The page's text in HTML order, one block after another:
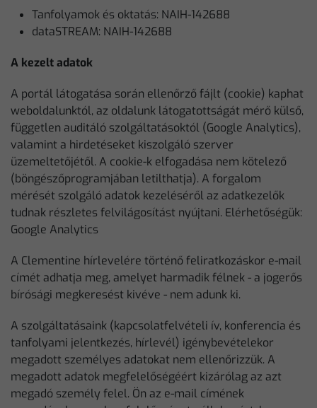
Tanfolyamok és oktatás: NAIH-142688
dataSTREAM: NAIH-142688
A kezelt adatok
A portál látogatása során ellenőrző fájlt (cookie) kaphat
weboldalunktól, az oldalunk látogatottságát mérő külső,
független auditáló szolgáltatásoktól (Google Analytics),
valamint a hirdetéseket kiszolgáló szerver
üzemeltetőjétől. A cookie-k elfogadása nem kötelező
(böngészőprogramjában letilthatja). A forgalom
mérését szolgáló adatok kezeléséről az adatkezelők
tudnak részletes felvilágosítást nyújtani. Elérhetőségük:
Google Analytics
A Clementine hírlevelére történő feliratkozáskor e-mail
címét adhatja meg, amelyet harmadik félnek - a jogerős
bírósági megkeresést kivéve - nem adunk ki.
A szolgáltatásaink (kapcsolatfelvételi ív, konferencia és
tanfolyami jelentkezés, hírlevél) igénybevételekor
megadott személyes adatokat nem ellenőrizzük. A
megadott adatok megfelelőségéért kizárólag az azt
megadó személy felel. Ön az e-mail címének